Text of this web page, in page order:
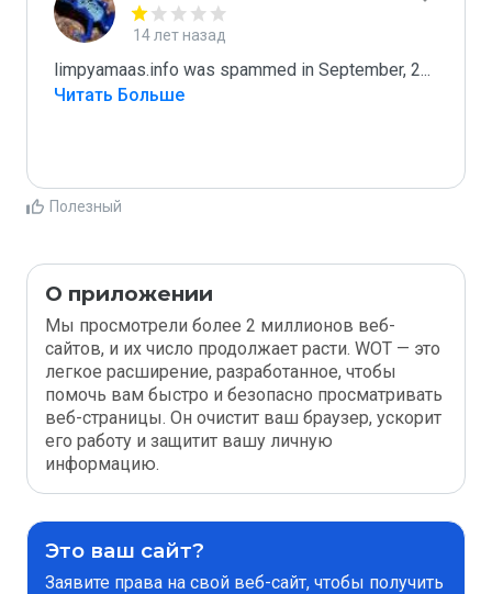
14 лет назад
limpyamaas.info was spammed in September, 2...
Читать Больше
Полезный
О приложении
Мы просмотрели более 2 миллионов веб-
сайтов, и их число продолжает расти. WOT — это
легкое расширение, разработанное, чтобы
помочь вам быстро и безопасно просматривать
веб-страницы. Он очистит ваш браузер, ускорит
его работу и защитит вашу личную
информацию.
Это ваш сайт?
Заявите права на свой веб-сайт, чтобы получить